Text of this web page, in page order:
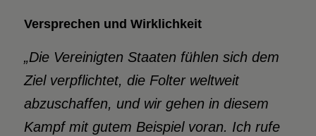
Versprechen und Wirklichkeit
„Die Vereinigten Staaten fühlen sich dem
Ziel verpflichtet, die Folter weltweit
abzuschaffen, und wir gehen in diesem
Kampf mit gutem Beispiel voran. Ich rufe